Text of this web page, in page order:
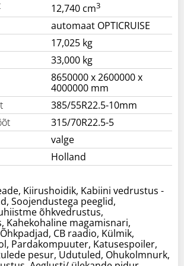
12,740 cm3
automaat OPTICRUISE
17,025 kg
33,000 kg
8650000 x 2600000 x
4000000 mm
385/55R22.5-10mm
315/70R22.5-5
valge
Holland
Kiirushoidik, Kabiini vedrustus -
Soojendustega peeglid,
õhkvedrustus,
Kahekohaline magamisnari,
CB raadio, Külmik,
Pardakompuuter, Katusespoiler,
pesur, Udutuled, Ohukolmnurk,